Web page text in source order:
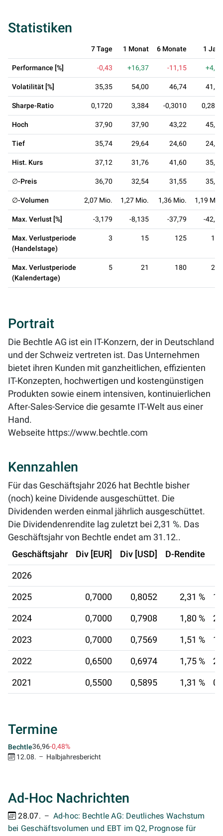
Statistiken
7 Tage 1 Monat 6 Monate 1 Jahr
Performance [%] -0,43 +16,37 -11,15 +4,64
Volatilität [%] 35,35 54,00 46,74 41,91
Sharpe-Ratio 0,1720 3,384 -0,3010 0,2804
Hoch 37,90 37,90 43,22 45,16
Tief 35,74 29,64 24,60 24,60
Hist. Kurs 37,12 31,76 41,60 35,32
∅-Preis 36,70 32,54 31,55 35,69
∅-Volumen 2,07 Mio. 1,27 Mio. 1,36 Mio. 1,19 Mio.
Max. Verlust [%] -3,179 -8,135 -37,79 -42,41
Max. Verlustperiode
(Handelstage)
3 15 125 147
Max. Verlustperiode
(Kalendertage)
5 21 180 210
Portrait
Die Bechtle AG ist ein IT-Konzern, der in Deutschland
und der Schweiz vertreten ist. Das Unternehmen
bietet ihren Kunden mit ganzheitlichen, effizienten
IT-Konzepten, hochwertigen und kostengünstigen
Produkten sowie einem intensiven, kontinuierlichen
After-Sales-Service die gesamte IT-Welt aus einer
Hand.
Webseite https://www.bechtle.com
Kennzahlen
Für das Geschäftsjahr 2026 hat Bechtle bisher
(noch) keine Dividende ausgeschüttet. Die
Dividenden werden einmal jährlich ausgeschüttet.
Die Dividendenrendite lag zuletzt bei 2,31 %. Das
Geschäftsjahr von Bechtle endet am 31.12..
Geschäftsjahr
Div [EUR] Div [USD] D-Rendite
2026
2025 0,7000 0,8052 2,31 %
2024 0,7000 0,7908 1,80 %
2023 0,7000 0,7569 1,51 %
2022 0,6500 0,6974 1,75 %
2021 0,5500 0,5895 1,31 %
Termine
Bechtle36,96-0,48%
12.08.
Halbjahresbericht
Ad-Hoc Nachrichten
28.07.
Ad-hoc: Bechtle AG: Deutliches Wachstum
bei Geschäftsvolumen und EBT im Q2, Prognose für